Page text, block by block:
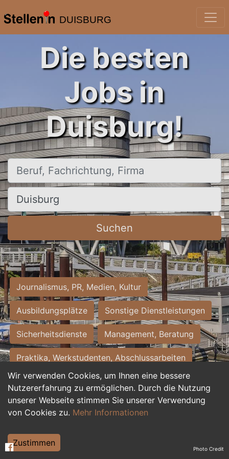
DUISBURG
Wir verwenden Cookies, um Ihnen eine bessere
Nutzererfahrung zu ermöglichen. Durch die Nutzung
unserer Webseite stimmen Sie unserer Verwendung
von Cookies zu. Mehr Informationen
Zustimmen
Die besten
Jobs in
Duisburg!
Beruf, Fachrichtung, Firma
Ort, Stadt
Suchen
Journalismus, PR, Medien, Kultur
Ausbildungsplätze Sonstige Dienstleistungen
Sicherheitsdienste Management, Beratung
Praktika, Werkstudenten, Abschlussarbeiten
Personalwesen Assistenz, Sekretariat
Hilfskräfte, Aushilfs- und Nebenjobs
Weiterbildung, Studium, duale Ausbildung Photo Credit